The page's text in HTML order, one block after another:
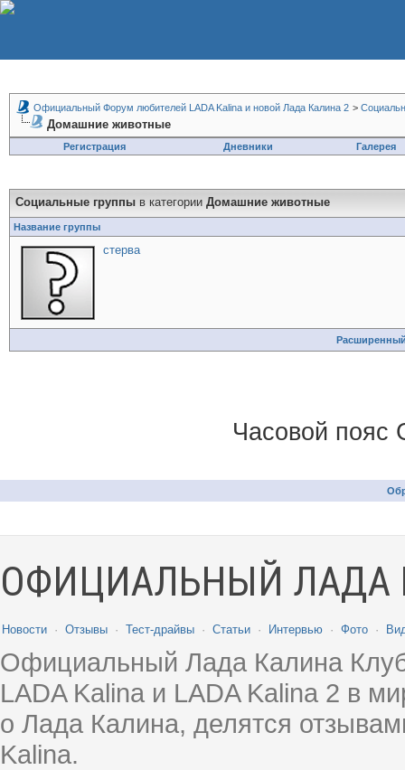
Официальный Форум любителей LADA Kalina и новой Лада Калина 2 >
Домашние животные
Регистрация Дневники Галерея
Социальные группы в категории Домашние животные
Название группы
стерва
Часовой пояс
ОФИЦИАЛЬНЫЙ ЛАДА
Новости · Отзывы · Тест-драйвы · Статьи · Интервью · Фото ·
Официальный Лада Калина
LADA Kalina и LADA Kalina 2 в
о Лада Калина, делятся
Kalina.